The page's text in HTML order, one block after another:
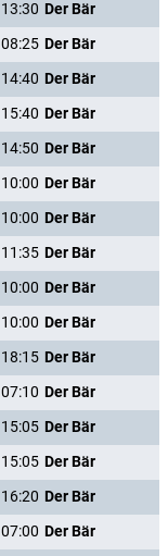
13:30 Der Bär
08:25 Der Bär
14:40 Der Bär
15:40 Der Bär
14:50 Der Bär
10:00 Der Bär
10:00 Der Bär
11:35 Der Bär
10:00 Der Bär
10:00 Der Bär
18:15 Der Bär
07:10 Der Bär
15:05 Der Bär
15:05 Der Bär
16:20 Der Bär
07:00 Der Bär